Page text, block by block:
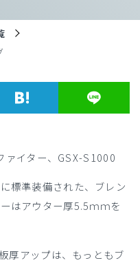
イター、GSX-S1000
標準装備された、ブレン
はアウター厚5.5ｍｍを
厚アップは、もっともブ